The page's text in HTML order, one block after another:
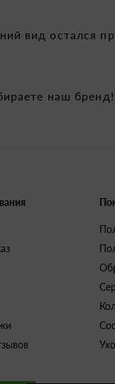
вид остался
наш бренд!